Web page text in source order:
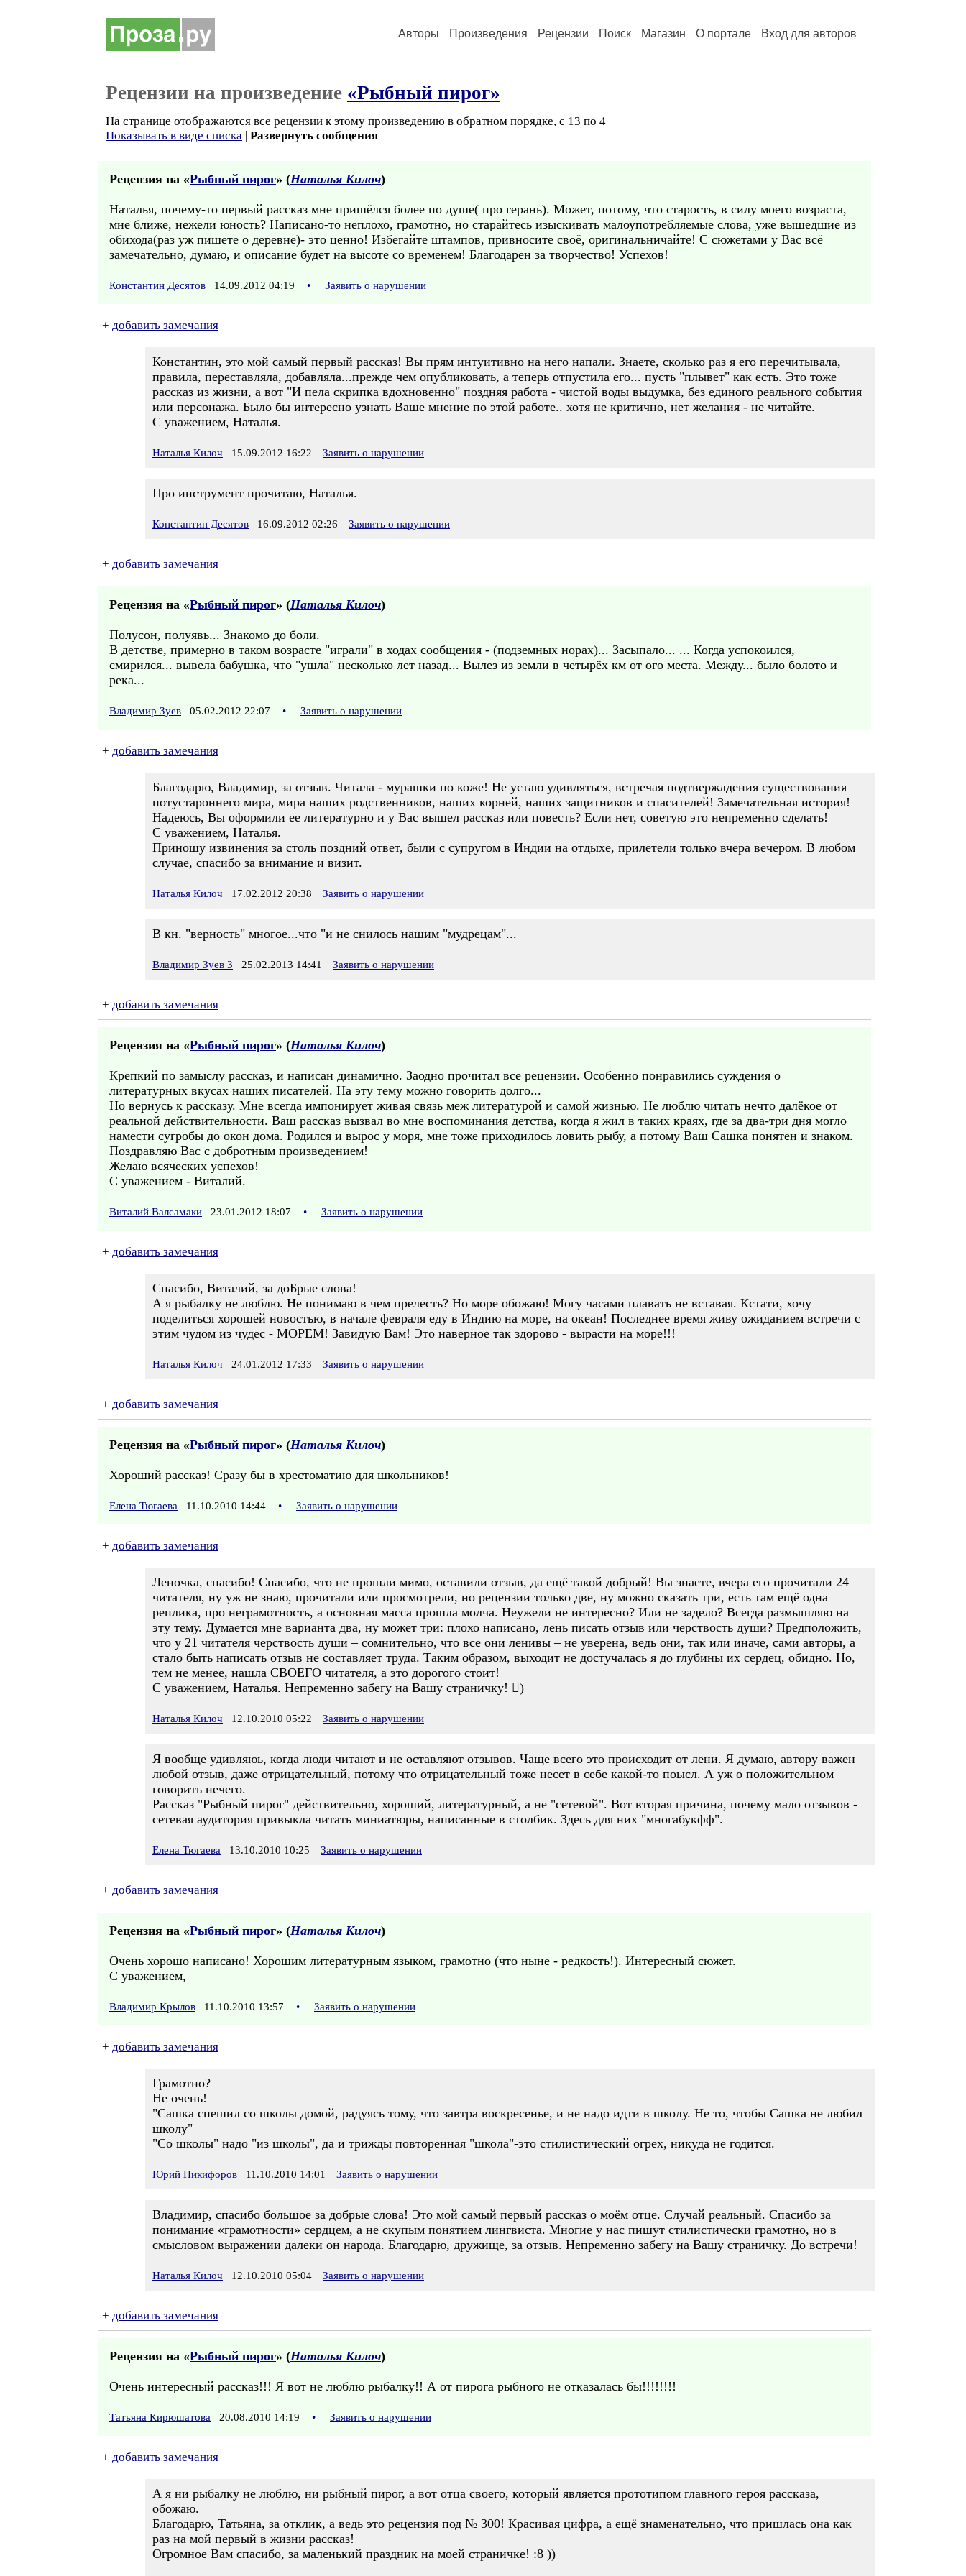
Авторы Произведения Рецензии Поиск Магазин О портале Вход для авторов
Рецензии на произведение «Рыбный пирог»
На странице отображаются все рецензии к этому произведению в обратном порядке, с 13 по 4
Показывать в виде списка | Развернуть сообщения
Рецензия на «Рыбный пирог» (Наталья Килоч)
Наталья, почему-то первый рассказ мне пришёлся более по душе( про герань). Может, потому, что старость, в силу моего возраста,
мне ближе, нежели юность? Написано-то неплохо, грамотно, но старайтесь изыскивать малоупотребляемые слова, уже вышедшие из
обихода(раз уж пишете о деревне)- это ценно! Избегайте штампов, привносите своё, оригинальничайте! С сюжетами у Вас всё
замечательно, думаю, и описание будет на высоте со временем! Благодарен за творчество! Успехов!
Константин Десятов 14.09.2012 04:19 • Заявить о нарушении
+ добавить замечания
Константин, это мой самый первый рассказ! Вы прям интуитивно на него напали. Знаете, сколько раз я его перечитывала,
правила, переставляла, добавляла...прежде чем опубликовать, а теперь отпустила его... пусть "плывет" как есть. Это тоже
рассказ из жизни, а вот "И пела скрипка вдохновенно" поздняя работа - чистой воды выдумка, без единого реального события
или персонажа. Было бы интересно узнать Ваше мнение по этой работе.. хотя не критично, нет желания - не читайте.
С уважением, Наталья.
Наталья Килоч 15.09.2012 16:22 Заявить о нарушении
Про инструмент прочитаю, Наталья.
Константин Десятов 16.09.2012 02:26 Заявить о нарушении
+ добавить замечания
Рецензия на «Рыбный пирог» (Наталья Килоч)
Полусон, полуявь... Знакомо до боли.
В детстве, примерно в таком возрасте "играли" в ходах сообщения - (подземных норах)... Засыпало... ... Когда успокоился,
смирился... вывела бабушка, что "ушла" несколько лет назад... Вылез из земли в четырёх км от ого места. Между... было болото и
река...
Владимир Зуев 05.02.2012 22:07 • Заявить о нарушении
+ добавить замечания
Благодарю, Владимир, за отзыв. Читала - мурашки по коже! Не устаю удивляться, встречая подтвержлдения существования
потустароннего мира, мира наших родственников, наших корней, наших защитников и спасителей! Замечательная история!
Надеюсь, Вы оформили ее литературно и у Вас вышел рассказ или повесть? Если нет, советую это непременно сделать!
С уважением, Наталья.
Приношу извинения за столь поздний ответ, были с супругом в Индии на отдыхе, прилетели только вчера вечером. В любом
случае, спасибо за внимание и визит.
Наталья Килоч 17.02.2012 20:38 Заявить о нарушении
В кн. "верность" многое...что "и не снилось нашим "мудрецам"...
Владимир Зуев 3 25.02.2013 14:41 Заявить о нарушении
+ добавить замечания
Рецензия на «Рыбный пирог» (Наталья Килоч)
Крепкий по замыслу рассказ, и написан динамично. Заодно прочитал все рецензии. Особенно понравились суждения о
литературных вкусах наших писателей. На эту тему можно говорить долго...
Но вернусь к рассказу. Мне всегда импонирует живая связь меж литературой и самой жизнью. Не люблю читать нечто далёкое от
реальной действительности. Ваш рассказ вызвал во мне воспоминания детства, когда я жил в таких краях, где за два-три дня могло
намести сугробы до окон дома. Родился и вырос у моря, мне тоже приходилось ловить рыбу, а потому Ваш Сашка понятен и знаком.
Поздравляю Вас с добротным произведением!
Желаю всяческих успехов!
С уважением - Виталий.
Виталий Валсамаки 23.01.2012 18:07 • Заявить о нарушении
+ добавить замечания
Спасибо, Виталий, за доБрые слова!
А я рыбалку не люблю. Не понимаю в чем прелесть? Но море обожаю! Могу часами плавать не вставая. Кстати, хочу
поделиться хорошей новостью, в начале февраля еду в Индию на море, на океан! Последнее время живу ожиданием встречи с
этим чудом из чудес - МОРЕМ! Завидую Вам! Это наверное так здорово - вырасти на море!!!
Наталья Килоч 24.01.2012 17:33 Заявить о нарушении
+ добавить замечания
Рецензия на «Рыбный пирог» (Наталья Килоч)
Хороший рассказ! Сразу бы в хрестоматию для школьников!
Елена Тюгаева 11.10.2010 14:44 • Заявить о нарушении
+ добавить замечания
Леночка, спасибо! Спасибо, что не прошли мимо, оставили отзыв, да ещё такой добрый! Вы знаете, вчера его прочитали 24
читателя, ну уж не знаю, прочитали или просмотрели, но рецензии только две, ну можно сказать три, есть там ещё одна
реплика, про неграмотность, а основная масса прошла молча. Неужели не интересно? Или не задело? Всегда размышляю на
эту тему. Думается мне варианта два, ну может три: плохо написано, лень писать отзыв или черствость души? Предположить,
что у 21 читателя черствость души – сомнительно, что все они ленивы – не уверена, ведь они, так или иначе, сами авторы, а
стало быть написать отзыв не составляет труда. Таким образом, выходит не достучалась я до глубины их сердец, обидно. Но,
тем не менее, нашла СВОЕГО читателя, а это дорогого стоит!
С уважением, Наталья. Непременно забегу на Вашу страничку! )
Наталья Килоч 12.10.2010 05:22 Заявить о нарушении
Я вообще удивляюь, когда люди читают и не оставляют отзывов. Чаще всего это происходит от лени. Я думаю, автору важен
любой отзыв, даже отрицательный, потому что отрицательный тоже несет в себе какой-то поысл. А уж о положительном
говорить нечего.
Рассказ "Рыбный пирог" действительно, хороший, литературный, а не "сетевой". Вот вторая причина, почему мало отзывов -
сетевая аудитория привыкла читать миниатюры, написанные в столбик. Здесь для них "многабукфф".
Елена Тюгаева 13.10.2010 10:25 Заявить о нарушении
+ добавить замечания
Рецензия на «Рыбный пирог» (Наталья Килоч)
Очень хорошо написано! Хорошим литературным языком, грамотно (что ныне - редкость!). Интересный сюжет.
С уважением,
Владимир Крылов 11.10.2010 13:57 • Заявить о нарушении
+ добавить замечания
Грамотно?
Не очень!
"Сашка спешил со школы домой, радуясь тому, что завтра воскресенье, и не надо идти в школу. Не то, чтобы Сашка не любил
школу"
"Со школы" надо "из школы", да и трижды повторенная "школа"-это стилистический огрех, никуда не годится.
Юрий Никифоров 11.10.2010 14:01 Заявить о нарушении
Владимир, спасибо большое за добрые слова! Это мой самый первый рассказ о моём отце. Случай реальный. Спасибо за
понимание «грамотности» сердцем, а не скупым понятием лингвиста. Многие у нас пишут стилистически грамотно, но в
смысловом выражении далеки он народа. Благодарю, дружище, за отзыв. Непременно забегу на Вашу страничку. До встречи!
Наталья Килоч 12.10.2010 05:04 Заявить о нарушении
+ добавить замечания
Рецензия на «Рыбный пирог» (Наталья Килоч)
Очень интересный рассказ!!! Я вот не люблю рыбалку!! А от пирога рыбного не отказалась бы!!!!!!!!
Татьяна Кирюшатова 20.08.2010 14:19 • Заявить о нарушении
+ добавить замечания
А я ни рыбалку не люблю, ни рыбный пирог, а вот отца своего, который является прототипом главного героя рассказа,
обожаю.
Благодарю, Татьяна, за отклик, а ведь это рецензия под № 300! Красивая цифра, а ещё знаменательно, что пришлась она как
раз на мой первый в жизни рассказ!
Огромное Вам спасибо, за маленький праздник на моей страничке! :8 ))